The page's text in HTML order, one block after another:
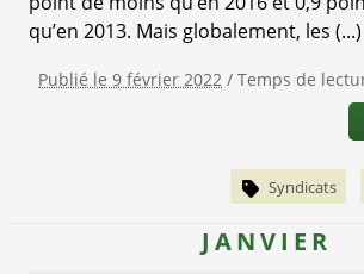
qu’en 2013. Mais globalement, les (...)
Publié le 9 février 2022 / Temps de
Syndicats
JANVIER